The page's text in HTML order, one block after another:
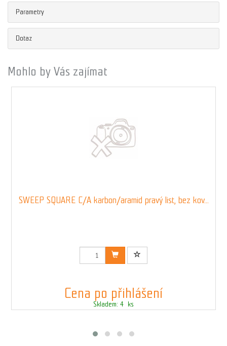
Parametry
Dotaz
Mohlo by Vás zajímat
SWEEP SQUARE C/A karbon/aramid pravý list, bez kov...
Kód: 008011N
Cena po přihlášení
Skladem: 4 ks